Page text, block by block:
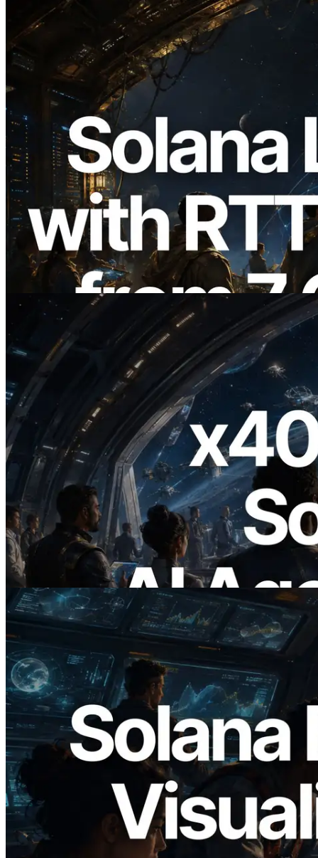
2026.08.05
ERPC expande a Solana Leader Slot API
com medição de ping a partir de 7 regiões
globais — Validators Information API
também lançada
2026.07.04
ERPC lança Solana RPC com suporte a
x402 — A era em que agentes de IA
pagam sob demanda pelas APIs de que
precisam
Ler este artigo
2026.05.24
Validators Solutions lança Solana Block
Analyzer — Visualizando o tempo de
produção de bloco por slot e o validador
responsável